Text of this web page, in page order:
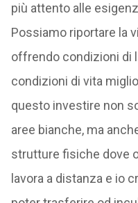
più attento alle
Possiamo riportare la
offrendo condizioni di
condizioni di vita
questo investire non
aree bianche, ma
strutture fisiche dove
lavora a distanza e io